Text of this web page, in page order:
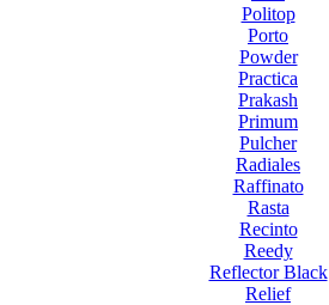
Politop
Porto
Powder
Practica
Prakash
Primum
Pulcher
Radiales
Raffinato
Rasta
Recinto
Reedy
Reflector Black
Relief